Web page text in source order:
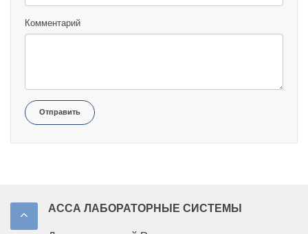
Комментарий
Отправить
АССА ЛАБОРАТОРНЫЕ СИСТЕМЫ